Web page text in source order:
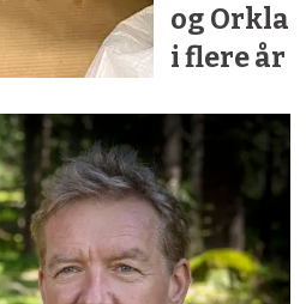
og Orkla
i flere år